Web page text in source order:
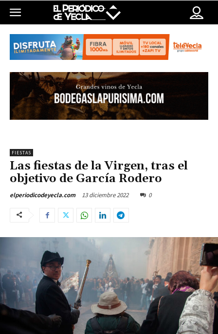
FIESTAS
Las fiestas de la Virgen, tras el
objetivo de García Rodero
elperiodicodeyecla.com 13 diciembre 2022 0